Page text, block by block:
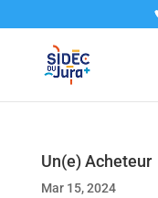
Un(e) Acheteur
Mar 15, 2024